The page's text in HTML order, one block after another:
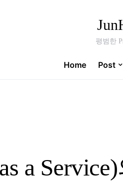
평범한
Home Post
a